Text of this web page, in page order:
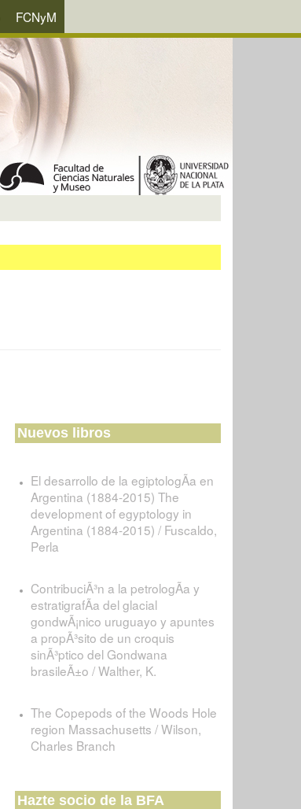
FCNyM
Nuevos libros
El desarrollo de la egiptologÃ­a en
Argentina (1884-2015) The
development of egyptology in
Argentina (1884-2015) / Fuscaldo,
Perla
ContribuciÃ³n a la petrologÃ­a y
estratigrafÃ­a del glacial
gondwÃ¡nico uruguayo y apuntes
a propÃ³sito de un croquis
sinÃ³ptico del Gondwana
brasileÃ±o / Walther, K.
The Copepods of the Woods Hole
region Massachusetts / Wilson,
Charles Branch
Hazte socio de la BFA